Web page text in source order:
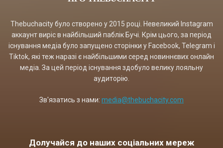
Thebuchacity було створено у 2015 році. Невеликий Instagram
аккаунт виріс в найбільший паблік Бучі. Крім цього, за період
існування медіа було запущено сторінки у Facebook, Telegram і
Tiktok, які теж наразі є найбільшими серед новиннєвих онлайн
медіа. За цей період існування здобуло велику лояльну
аудиторію.
Зв'язатись з нами: media@thebuchacity.com
Долучайся до наших соціальних мереж